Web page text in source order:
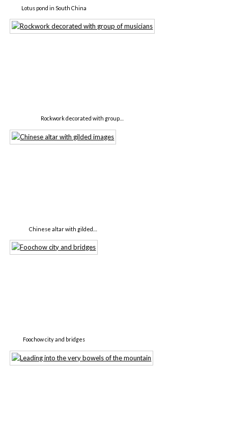
Lotus pond in South China
Rockwork decorated with group…
Chinese altar with gilded…
Foochow city and bridges